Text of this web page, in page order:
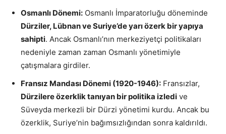
Osmanlı Dönemi: Osmanlı İmparatorluğu döneminde
Dürziler, Lübnan ve Suriye’de yarı özerk bir yapıya
sahipti. Ancak Osmanlı’nın merkeziyetçi politikaları
nedeniyle zaman zaman Osmanlı yönetimiyle
çatışmalara girdiler.
Fransız Mandası Dönemi (1920-1946): Fransızlar,
Dürzilere özerklik tanıyan bir politika izledi ve
Süveyda merkezli bir Dürzi yönetimi kurdu. Ancak bu
özerklik, Suriye’nin bağımsızlığından sonra kaldırıldı.